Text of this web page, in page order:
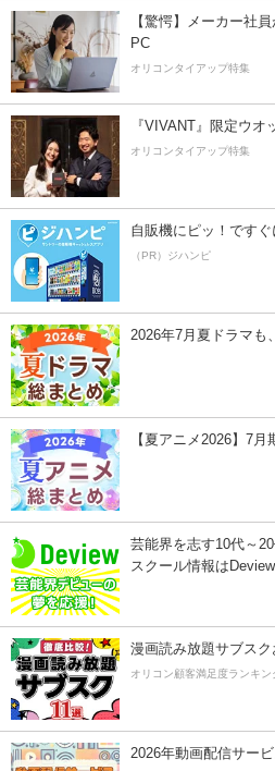
【驚愕】メーカー社
PC
オリコンタイアップ特集
『VIVANT』限定ウ
オリコンタイアップ特集
自販機にピッ！ですぐ
（PR）ジハンピ
2026年7月夏ドラマも
【夏アニメ2026】7
芸能界を志す10代～
スクール情報はDeview
漫画読み放題サブスク
オリコン顧客満足度ランキン
2026年動画配信サー